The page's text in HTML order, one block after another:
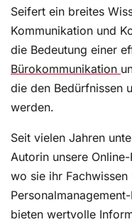
Seifert ein breites
Kommunikation und
die Bedeutung einer
Bürokommunikation
die den Bedürfnissen
werden.
Seit vielen Jahren
Autorin unsere
wo sie ihr
bieten wertvolle